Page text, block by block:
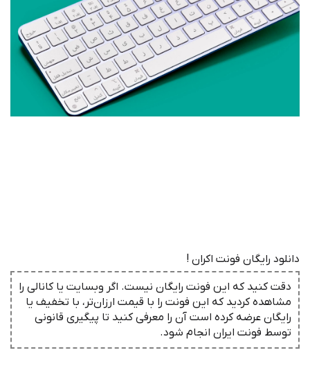
دانلود رایگان فونت اکران !
دقت کنید که این فونت رایگان نیست. اگر وبسایت یا کانالی را
مشاهده کردید که این فونت را با قیمت ارزان‌تر، با تخفیف یا
رایگان عرضه کرده است آن را معرفی کنید تا پیگیری قانونی
توسط فونت ‌ایران انجام شود.